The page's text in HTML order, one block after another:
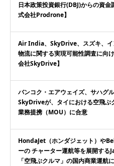
日本政策投資銀行(DBJ)からの資
式会社Prodrone】
Air India、SkyDrive、スズキ、イ
物流に関する実現可能性調査に
会社SkyDrive】
バンコク・エアウェイズ、サハグ
SkyDriveが、タイにおける空飛ぶ
業務提携（MOU）に合意
HondaJet（ホンダジェット）や
ーの チャーター運航等を展開す
「空飛ぶクルマ」の国内商業運航